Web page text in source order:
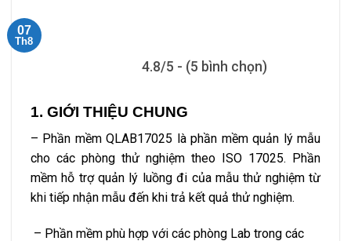
07
Th8
4.8/5 - (5 bình chọn)
1. GIỚI THIỆU CHUNG
– Phần mềm QLAB17025 là phần mềm quản lý mẫu
cho các phòng thử nghiệm theo ISO 17025. Phần
mềm hỗ trợ quản lý luồng đi của mẫu thử nghiệm từ
khi tiếp nhận mẫu đến khi trả kết quả thử nghiệm.
– Phần mềm phù hợp với các phòng Lab trong các